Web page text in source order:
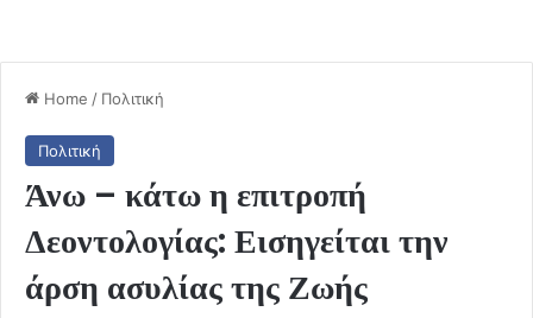
Home / Πολιτική
Πολιτική
Άνω – κάτω η επιτροπή
Δεοντολογίας: Εισηγείται την
άρση ασυλίας της Ζωής